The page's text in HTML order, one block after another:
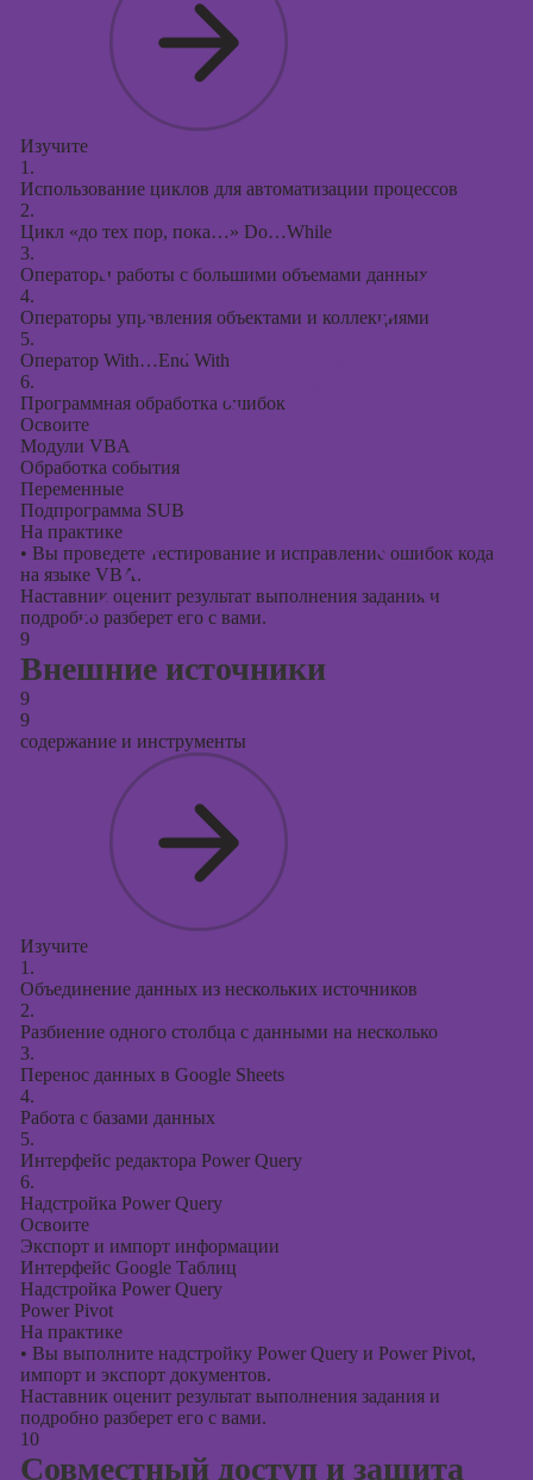
Изучите
1.
Использование циклов для автоматизации процессов
2.
Цикл «до тех пор, пока…» Do…While
3.
Операторы работы с большими объемами данных
4.
Операторы управления объектами и коллекциями
5.
Оператор With…End With
6.
Программная обработка ошибок
Освоите
Модули VBA
Обработка события
Переменные
Подпрограмма SUB
На практике
• Вы проведете тестирование и исправление ошибок кода
на языке VBA.
Наставник оценит результат выполнения задания и
подробно разберет его с вами.
9
Внешние источники
9
9
содержание и инструменты
Изучите
1.
Объединение данных из нескольких источников
2.
Разбиение одного столбца с данными на несколько
3.
Перенос данных в Google Sheets
4.
Работа с базами данных
5.
Интерфейс редактора Power Query
6.
Надстройка Power Query
Освоите
Экспорт и импорт информации
Интерфейс Google Таблиц
Надстройка Power Query
Power Pivot
На практике
• Вы выполните надстройку Power Query и Power Pivot,
импорт и экспорт документов.
Наставник оценит результат выполнения задания и
подробно разберет его с вами.
10
Совместный доступ и защита